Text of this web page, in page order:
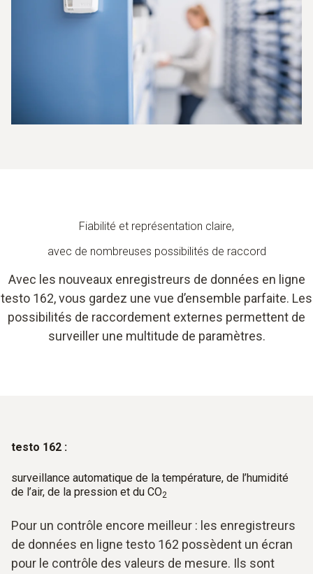
Fiabilité et représentation claire,
avec de nombreuses possibilités de raccord
Avec les nouveaux enregistreurs de données en ligne
testo 162, vous gardez une vue d’ensemble parfaite. Les
possibilités de raccordement externes permettent de
surveiller une multitude de paramètres.
testo 162 :
surveillance automatique de la température, de l’humidité
de l’air, de la pression et du CO2
Pour un contrôle encore meilleur : les enregistreurs
de données en ligne testo 162 possèdent un écran
pour le contrôle des valeurs de mesure. Ils sont